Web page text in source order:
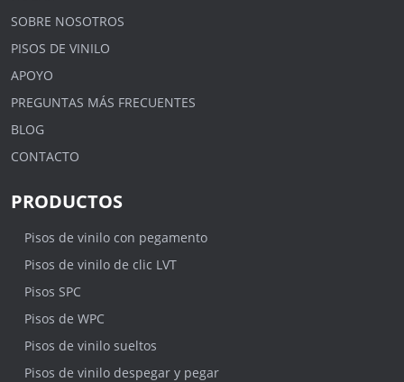
SOBRE NOSOTROS
PISOS DE VINILO
APOYO
PREGUNTAS MÁS FRECUENTES
BLOG
CONTACTO
PRODUCTOS
Pisos de vinilo con pegamento
Pisos de vinilo de clic LVT
Pisos SPC
Pisos de WPC
Pisos de vinilo sueltos
Pisos de vinilo despegar y pegar